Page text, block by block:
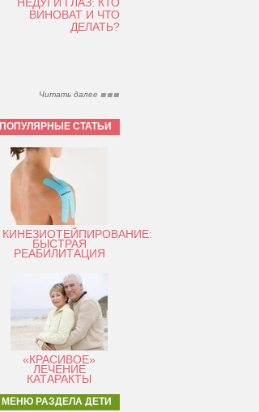
ВИНОВАТ И ЧТО
ДЕЛАТЬ?
Читать далее
ПОПУЛЯРНЫЕ СТАТЬИ
КИНЕЗИОТЕЙПИРОВАНИЕ:
БЫСТРАЯ
РЕАБИЛИТАЦИЯ
«КРАСИВОЕ»
ЛЕЧЕНИЕ
КАТАРАКТЫ
МЕНЮ РАЗДЕЛА ДЕТИ